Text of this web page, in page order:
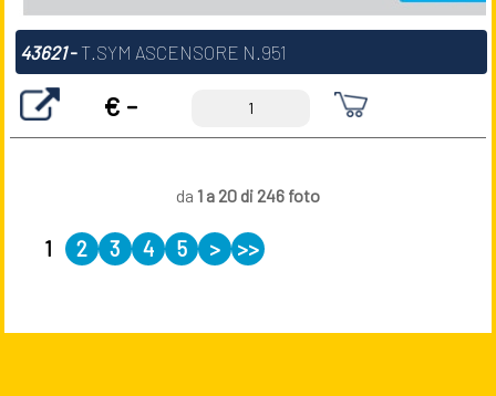
43621- T.SYM ASCENSORE N.951
€ -
da 1 a 20 di 246 foto
1 2 3 4 5 > >>